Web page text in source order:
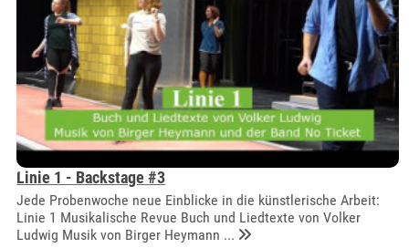
Linie 1 - Backstage #3
Jede Probenwoche neue Einblicke in die künstlerische Arbeit:
Linie 1 Musikalische Revue Buch und Liedtexte von Volker
Ludwig Musik von Birger Heymann ...